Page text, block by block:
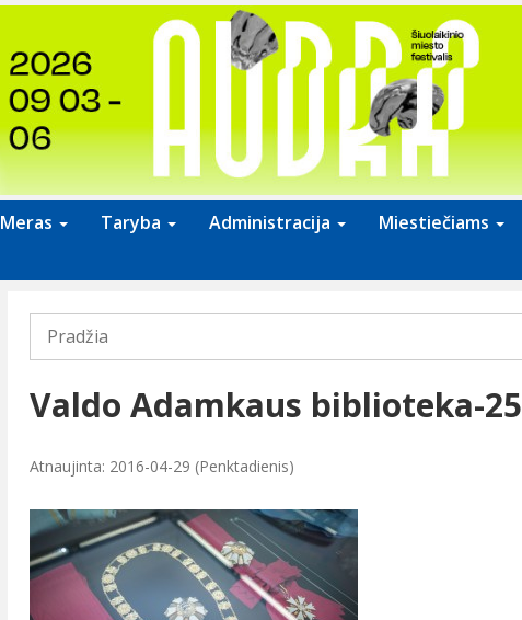
Meras Taryba Administracija Miestiečiams
Pradžia
Valdo Adamkaus biblioteka-25
Atnaujinta: 2016-04-29 (Penktadienis)